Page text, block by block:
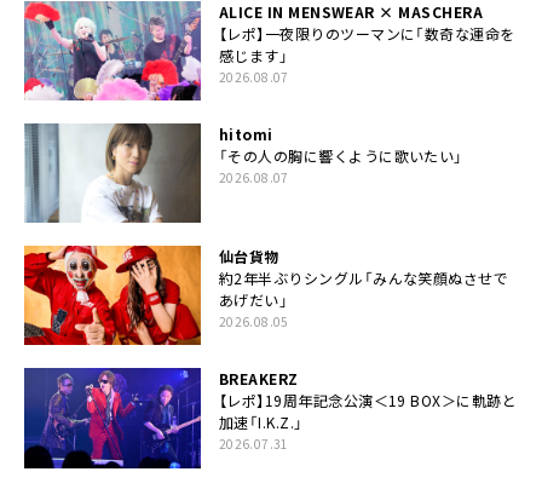
ALICE IN MENSWEAR × MASCHERA
【レポ】一夜限りのツーマンに「数奇な運命を
感じます」
2026.08.07
hitomi
「その人の胸に響くように歌いたい」
2026.08.07
仙台貨物
約2年半ぶりシングル「みんな笑顔ぬさせで
あげだい」
2026.08.05
BREAKERZ
【レポ】19周年記念公演＜19 BOX＞に軌跡と
加速「I.K.Z.」
2026.07.31